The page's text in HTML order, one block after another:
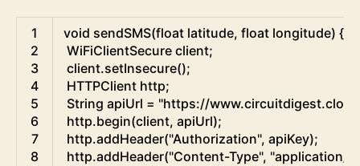
Arduino
1
2
3
4
5
6
7
8
void sendSMS(float latitude, float longitude) {
WiFiClientSecure client;
client.setInsecure();
HTTPClient http;
String apiUrl = "https://
http.begin(client, apiUrl);
http.addHeader("Authorization", apiKey);
http.addHeader("Content-Type", "application/